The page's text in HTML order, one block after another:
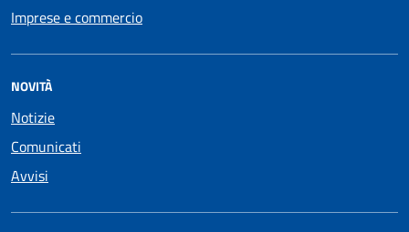
Imprese e commercio
NOVITÀ
Notizie
Comunicati
Avvisi